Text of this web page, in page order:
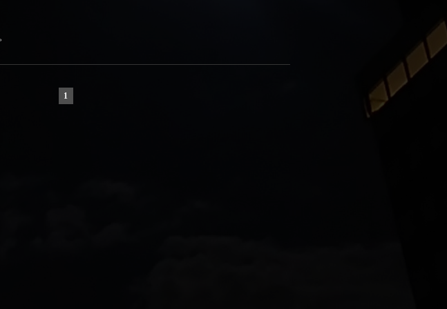
1